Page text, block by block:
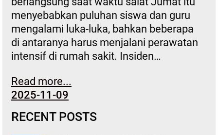
menyebabkan puluhan siswa dan guru
mengalami luka-luka, bahkan beberapa
di antaranya harus menjalani perawatan
intensif di rumah sakit. Insiden…
Read more...
2025-11-09
RECENT POSTS